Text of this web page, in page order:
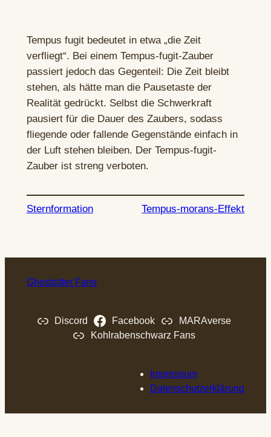
Tempus fugit bedeutet in etwa „die Zeit
verfliegt“. Bei einem Tempus-fugit-Zauber
passiert jedoch das Gegenteil: Die Zeit bleibt
stehen, als hätte man die Pausetaste der
Realität gedrückt. Selbst die Schwerkraft
pausiert für die Dauer des Zaubers, sodass
fliegende oder fallende Gegenstände einfach in
der Luft stehen bleiben. Der Tempus-fugit-
Zauber ist streng verboten.
Sternformation Tempus-morans-Effekt
Ghostsitter Fans
Discord Facebook
MARAverse
Kohlrabenschwarz Fans
Impressum
Datenschutzerklärung